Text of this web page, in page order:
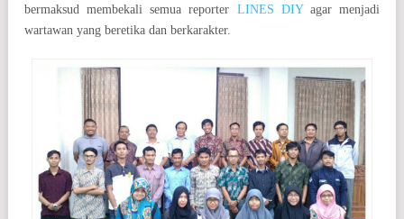
bermaksud membekali semua reporter LINES DIYagar menjadi
wartawan yang beretika dan berkarakter.